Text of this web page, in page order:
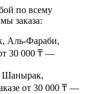
по всему
заказа:
Аль-Фараби,
30 000 ₸ —
Шанырак,
от 30 000 ₸ —